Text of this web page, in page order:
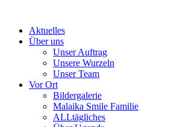
contentAktuelles
Über uns
Unser Auftrag
Unsere Wurzeln
Unser Team
Vor Ort
Bildergalerie
Malaika Smile Familie
ALLtägliches